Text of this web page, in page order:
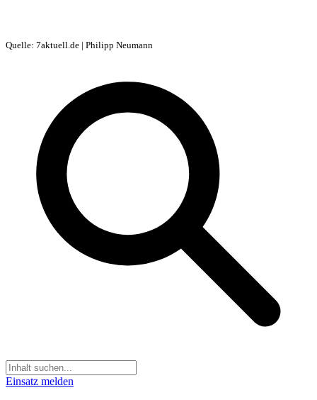
Quelle: 7aktuell.de | Philipp Neumann
Einsatz melden